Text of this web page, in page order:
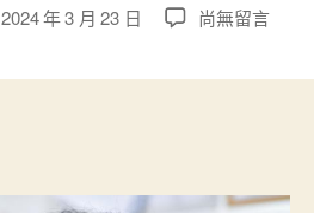
2024 年 3 月 23 日
在
全
尚無留言